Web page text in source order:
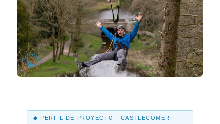
◆ PERFIL DE PROYECTO · CASTLECOMER